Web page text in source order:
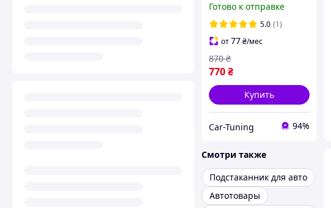
перфорация тюнинг
салона обвес Бокс
бардачок Tuning
Аксессуары
Готово к отправке
5.0 (1)
от77₴/мес
770₴
870 ₴
Купить
Car-Tuning 94%
Смотри также
Подстаканник для авто
Автотовары